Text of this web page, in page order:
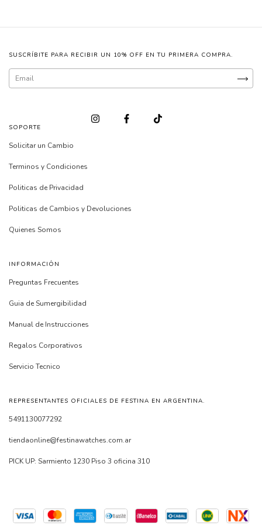
SUSCRÍBITE PARA RECIBIR UN 10% OFF EN TU PRIMERA COMPRA.
SOPORTE
Solicitar un Cambio
Terminos y Condiciones
Politicas de Privacidad
Politicas de Cambios y Devoluciones
Quienes Somos
INFORMACIÓN
Preguntas Frecuentes
Guia de Sumergibilidad
Manual de Instrucciones
Regalos Corporativos
Servicio Tecnico
REPRESENTANTES OFICIALES DE FESTINA EN ARGENTINA.
5491130077292
tiendaonline@festinawatches.com.ar
PICK UP: Sarmiento 1230 Piso 3 oficina 310